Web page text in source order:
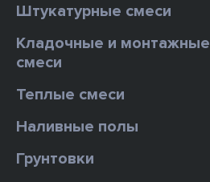
Штукатурные смеси
Кладочные и монтажные
смеси
Теплые смеси
Наливные полы
Грунтовки